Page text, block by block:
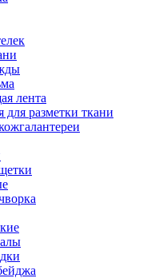
лента
разметки ткани